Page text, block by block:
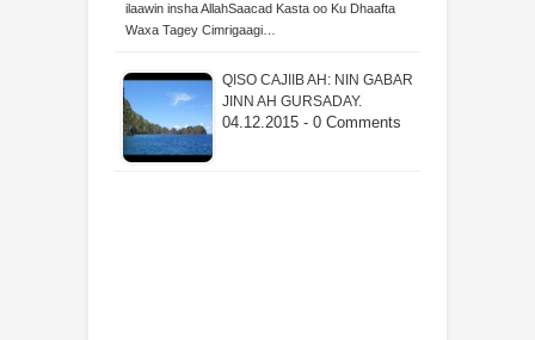
ilaawin insha AllahSaacad Kasta oo Ku Dhaafta
Waxa Tagey Cimrigaagi…
QISO CAJIIB AH: NIN GABAR
JINN AH GURSADAY.
04.12.2015 - 0 Comments